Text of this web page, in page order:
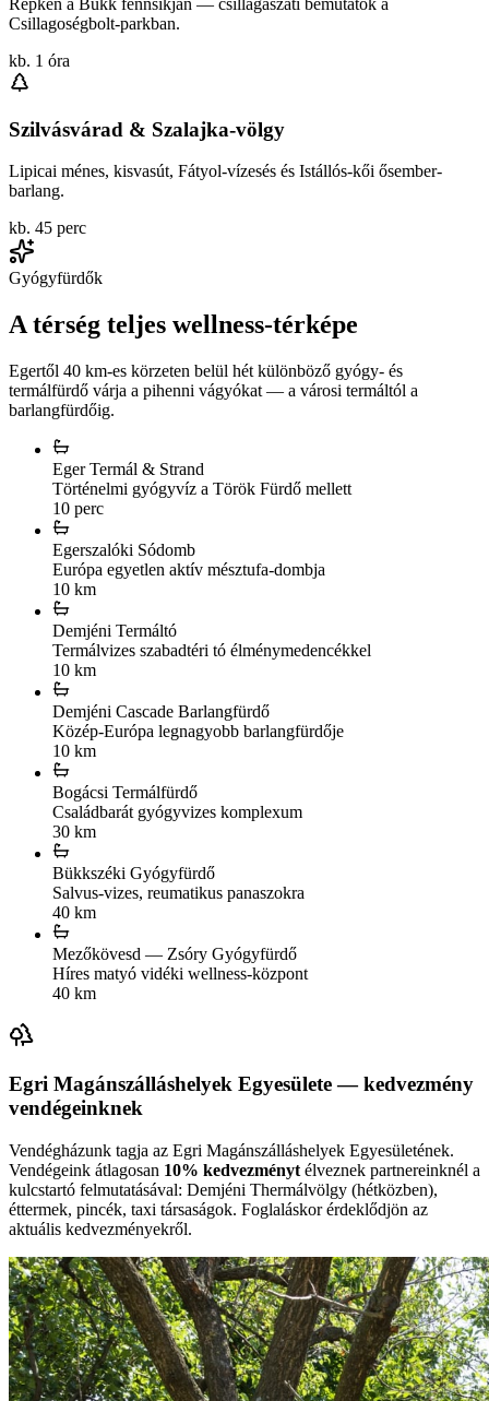
Repkén a Bükk fennsíkján — csillagászati bemutatók a
Csillagoségbolt-parkban.
kb. 1 óra
Szilvásvárad & Szalajka-völgy
Lipicai ménes, kisvasút, Fátyol-vízesés és Istállós-kői ősember-
barlang.
kb. 45 perc
Gyógyfürdők
A térség teljes wellness-térképe
Egertől 40 km-es körzeten belül hét különböző gyógy- és
termálfürdő várja a pihenni vágyókat — a városi termáltól a
barlangfürdőig.
Eger Termál & Strand
Történelmi gyógyvíz a Török Fürdő mellett
10 perc
Egerszalóki Sódomb
Európa egyetlen aktív mésztufa-dombja
10 km
Demjéni Termáltó
Termálvizes szabadtéri tó élménymedencékkel
10 km
Demjéni Cascade Barlangfürdő
Közép-Európa legnagyobb barlangfürdője
10 km
Bogácsi Termálfürdő
Családbarát gyógyvizes komplexum
30 km
Bükkszéki Gyógyfürdő
Salvus-vizes, reumatikus panaszokra
40 km
Mezőkövesd — Zsóry Gyógyfürdő
Híres matyó vidéki wellness-központ
40 km
Egri Magánszálláshelyek Egyesülete — kedvezmény
vendégeinknek
Vendégházunk tagja az Egri Magánszálláshelyek Egyesületének.
Vendégeink átlagosan 10% kedvezményt élveznek partnereinknél a
kulcstartó felmutatásával: Demjéni Thermálvölgy (hétközben),
éttermek, pincék, taxi társaságok. Foglaláskor érdeklődjön az
aktuális kedvezményekről.